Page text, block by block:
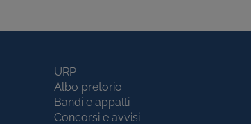
URP
Albo pretorio
Bandi e appalti
Concorsi e avvisi